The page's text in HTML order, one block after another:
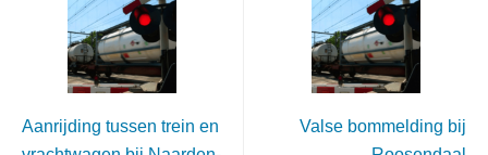
Aanrijding tussen trein en
Valse bommelding bij